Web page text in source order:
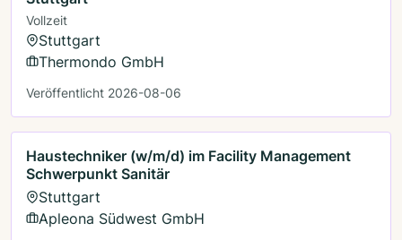
Vollzeit
Stuttgart
Thermondo GmbH
Veröffentlicht 2026-08-06
Haustechniker (w/m/d) im Facility Management
Schwerpunkt Sanitär
Stuttgart
Apleona Südwest GmbH